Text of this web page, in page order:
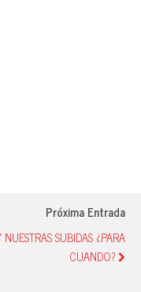
Próxima Entrada
NUESTRAS SUBIDAS ¿PARA
CUANDO?